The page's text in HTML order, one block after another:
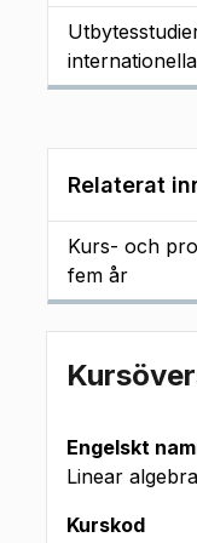
Relaterat
Kurs- och
fem år
Engelskt
Linear
Kurskod